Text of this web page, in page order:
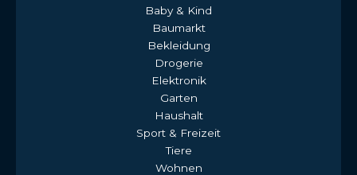
Baby & Kind
Baumarkt
Bekleidung
Drogerie
Elektronik
Garten
Haushalt
Sport & Freizeit
Tiere
Wohnen